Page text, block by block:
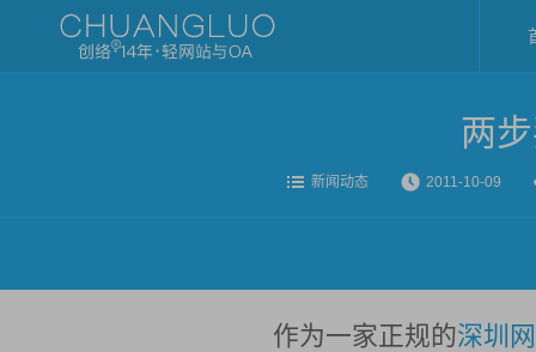
两
新闻动态 2011-10-09
作为一家正规的深圳